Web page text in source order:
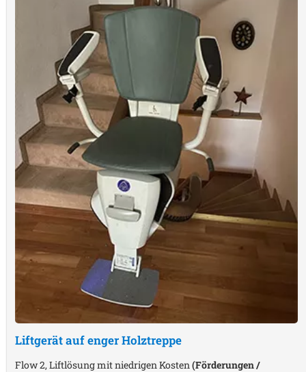
Liftgerät auf enger Holztreppe
Flow 2, Liftlösung mit niedrigen Kosten (Förderungen /